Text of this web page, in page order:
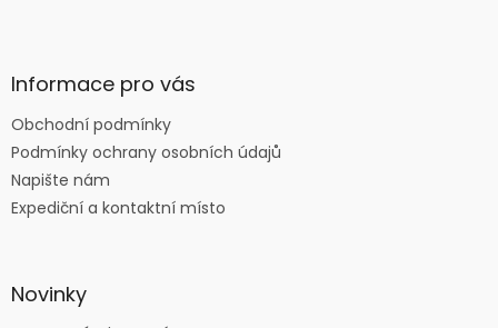
Informace pro vás
Obchodní podmínky
Podmínky ochrany osobních údajů
Napište nám
Expediční a kontaktní místo
Novinky